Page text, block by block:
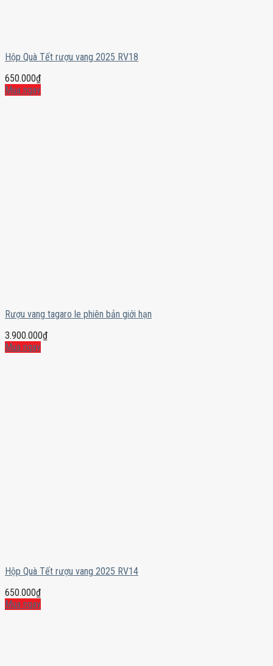
Hộp Quà Tết rượu vang 2025 RV18
650.000₫
Mua ngay
Rượu vang tagaro le phiên bản giới hạn
3.900.000₫
Mua ngay
Hộp Quà Tết rượu vang 2025 RV14
650.000₫
Mua ngay